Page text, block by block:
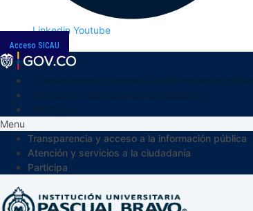
Linkedin Youtube
Acceso SICAU
Menu
Transparencia y acceso a la información pública
Atención y servicios a la ciudadanía
Participa